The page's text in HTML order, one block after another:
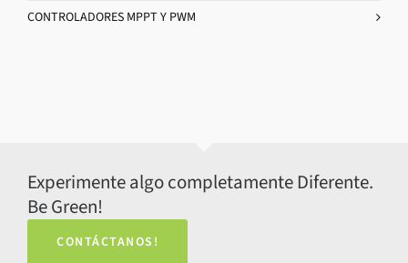
CONTROLADORES MPPT Y PWM
Experimente algo completamente Diferente.
Be Green!
CONTÁCTANOS!